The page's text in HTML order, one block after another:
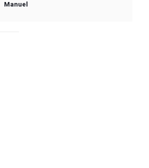
Manuel